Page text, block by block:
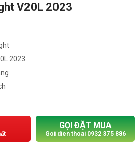
V20L 2023
2023
GỌI ĐẶT MUA
Goi dien thoai 0932 375 886